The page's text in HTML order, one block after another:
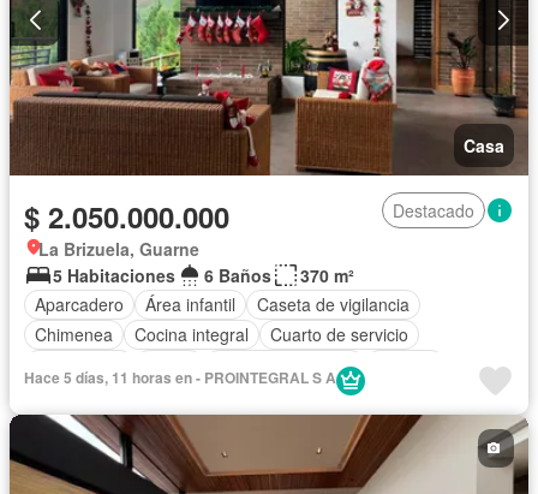
Casa
$ 2.050.000.000
Destacado
La Brizuela, Guarne
5 Habitaciones
6 Baños
370 m²
Aparcadero
Área infantil
Caseta de vigilancia
Chimenea
Cocina integral
Cuarto de servicio
Seguridad privada
Hace 5 días, 11 horas en - PROINTEGRAL S A